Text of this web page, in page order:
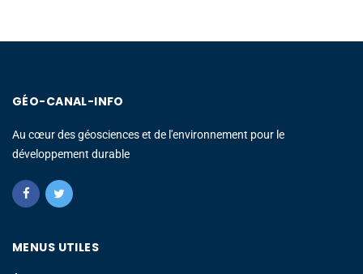
GÉO-CANAL-INFO
Au cœur des géosciences et de l'environnement pour le
développement durable
MENUS UTILES